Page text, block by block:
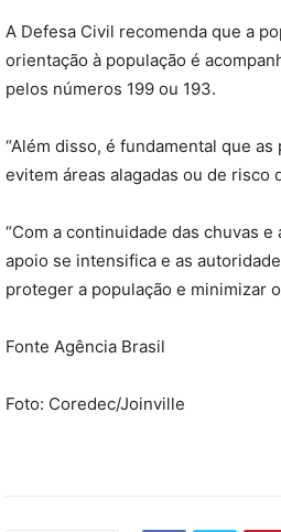
A Defesa Civil recomenda que a
orientação à população é
pelos números 199 ou 193.
“Além disso, é fundamental que
evitem áreas alagadas ou de risco
“Com a continuidade das chuvas
apoio se intensifica e as
proteger a população e minimizar
Fonte Agência Brasil
Foto: Coredec/Joinville